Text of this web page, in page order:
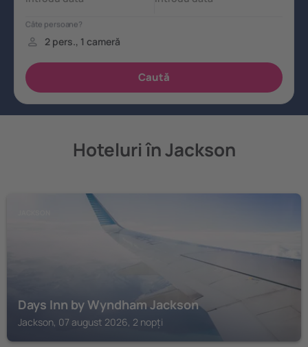
Hoteluri în Jackson
Days Inn by Wyndham Jackson
Jackson, 07 august 2026, 2 nopți